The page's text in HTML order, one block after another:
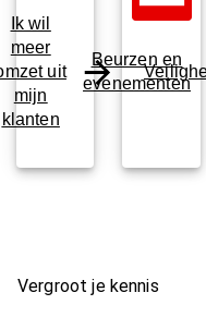
Ik wil
meer
uit
mijn
klanten
Beurzen en
evenementen
Vergroot je kennis